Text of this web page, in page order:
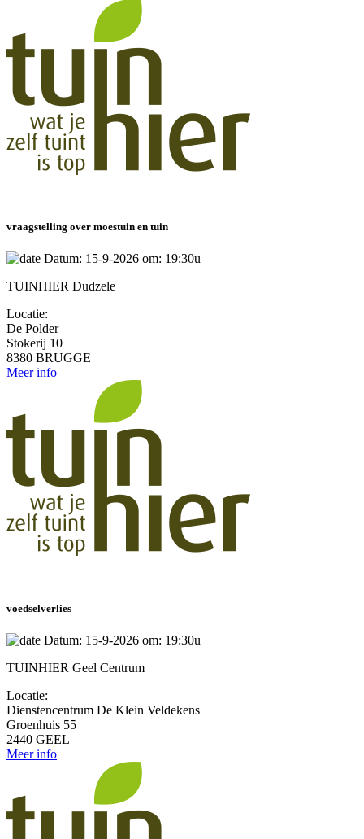
vraagstelling over moestuin en tuin
Datum: 15-9-2026 om: 19:30u
TUINHIER Dudzele
Locatie:
De Polder
Stokerij 10
8380 BRUGGE
Meer info
voedselverlies
Datum: 15-9-2026 om: 19:30u
TUINHIER Geel Centrum
Locatie:
Dienstencentrum De Klein Veldekens
Groenhuis 55
2440 GEEL
Meer info